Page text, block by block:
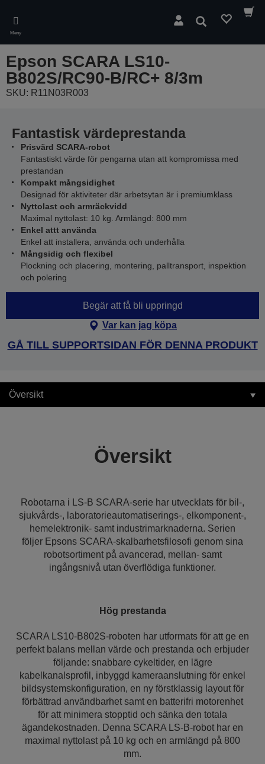
main
content
Meny
Sök
Epson SCARA LS10-
B802S/RC90-B/RC+ 8/3m
SKU: R11N03R003
Fantastisk värdeprestanda
Prisvärd SCARA-robot
Fantastiskt värde för pengarna utan att kompromissa med
prestandan
Kompakt mångsidighet
Designad för aktiviteter där arbetsytan är i premiumklass
Nyttolast och armräckvidd
Maximal nyttolast: 10 kg. Armlängd: 800 mm
Enkel attt använda
Enkel att installera, använda och underhålla
Mångsidig och flexibel
Plockning och placering, montering, palltransport, inspektion
och polering
Begär att få bli uppringd
Var kan jag köpa
GÅ TILL SUPPORTSIDAN FÖR DENNA PRODUKT
Översikt
Översikt
Robotarna i LS-B SCARA-serie har utvecklats för bil-,
sjukvårds-, laboratorieautomatiserings-, elkomponent-,
hemelektronik- samt industrimarknaderna. Serien
följer Epsons SCARA-skalbarhetsfilosofi genom sina
robotsortiment på avancerad, mellan- samt
ingångsnivå utan överflödiga funktioner.
Hög prestanda
SCARA LS10-B802S-roboten har utformats för att ge en
perfekt balans mellan värde och prestanda och erbjuder
följande: snabbare cykeltider, en lägre
kabelkanalsprofil, inbyggd kameraanslutning för enkel
bildsystemskonfiguration, en ny förstklassig layout för
förbättrad användbarhet samt en batterifri motorenhet
för att minimera stopptid och sänka den totala
ägandekostnaden. Denna SCARA LS-B-robot har en
maximal nyttolast på 10 kg och en armlängd på 800
mm.